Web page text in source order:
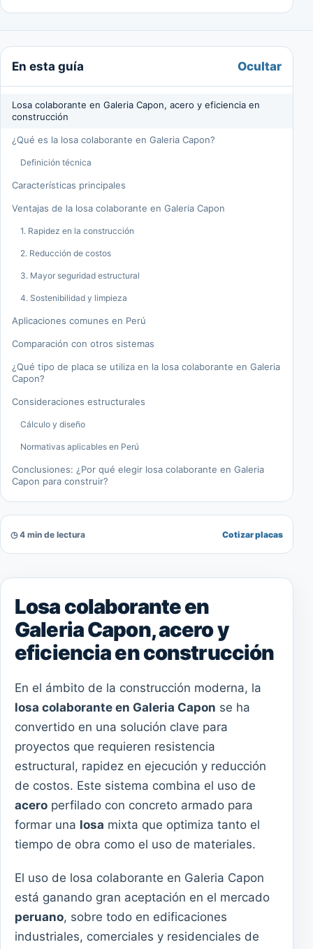
En esta guía Ocultar
Losa colaborante en Galeria Capon, acero y eficiencia en
construcción
¿Qué es la losa colaborante en Galeria Capon?
Definición técnica
Características principales
Ventajas de la losa colaborante en Galeria Capon
1. Rapidez en la construcción
2. Reducción de costos
3. Mayor seguridad estructural
4. Sostenibilidad y limpieza
Aplicaciones comunes en Perú
Comparación con otros sistemas
¿Qué tipo de placa se utiliza en la losa colaborante en Galeria
Capon?
Consideraciones estructurales
Cálculo y diseño
Normativas aplicables en Perú
Conclusiones: ¿Por qué elegir losa colaborante en Galeria
Capon para construir?
◷ 4 min de lectura Cotizar placas
Losa colaborante en
Galeria Capon, acero y
eficiencia en construcción
En el ámbito de la construcción moderna, la
losa colaborante en Galeria Capon se ha
convertido en una solución clave para
proyectos que requieren resistencia
estructural, rapidez en ejecución y reducción
de costos. Este sistema combina el uso de
acero perfilado con concreto armado para
formar una losa mixta que optimiza tanto el
tiempo de obra como el uso de materiales.
El uso de losa colaborante en Galeria Capon
está ganando gran aceptación en el mercado
peruano, sobre todo en edificaciones
industriales, comerciales y residenciales de